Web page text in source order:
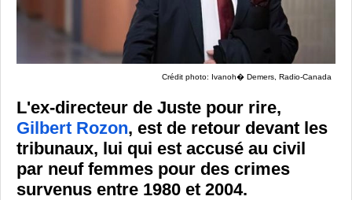
Crédit photo: Ivanoh� Demers, Radio-Canada
L'ex-directeur de Juste pour rire,
Gilbert Rozon, est de retour devant les
tribunaux, lui qui est accusé au civil
par neuf femmes pour des crimes
survenus entre 1980 et 2004.